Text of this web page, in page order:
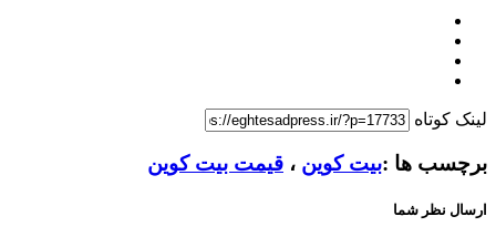
لینک کوتاه
برچسب ها :بیت کوین ، قیمت بیت کوین
ارسال نظر شما